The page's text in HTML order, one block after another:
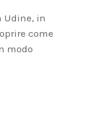
Udine, in
come
modo